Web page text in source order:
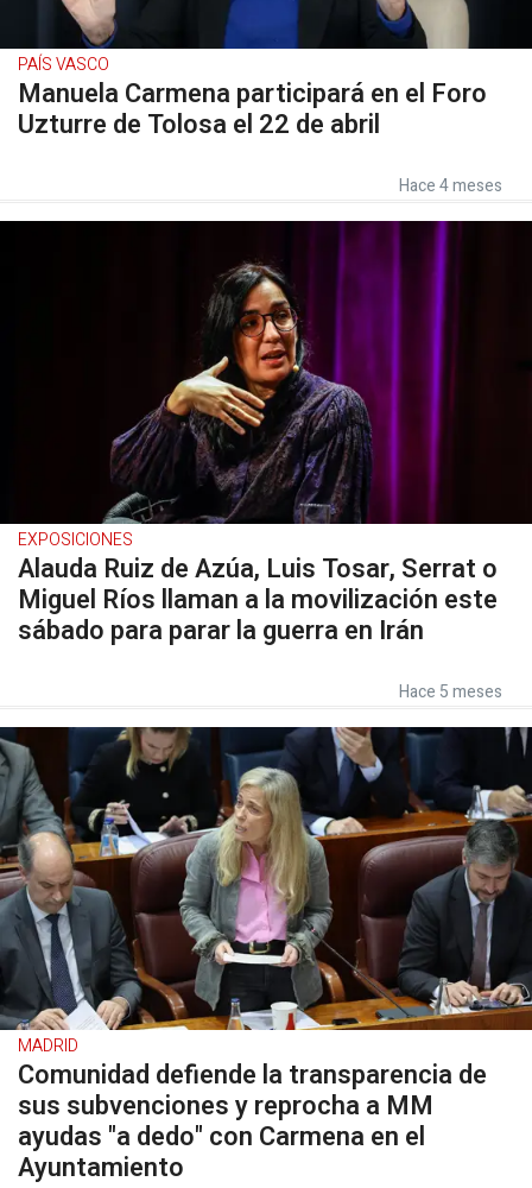
PAÍS VASCO
Manuela Carmena participará en el Foro
Uzturre de Tolosa el 22 de abril
Hace 4 meses
EXPOSICIONES
Alauda Ruiz de Azúa, Luis Tosar, Serrat o
Miguel Ríos llaman a la movilización este
sábado para parar la guerra en Irán
Hace 5 meses
MADRID
Comunidad defiende la transparencia de
sus subvenciones y reprocha a MM
ayudas "a dedo" con Carmena en el
Ayuntamiento